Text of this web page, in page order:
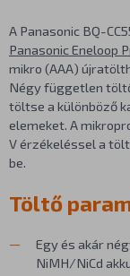
A Panasonic BQ-
Panasonic Eneloop
mikro (AAA)
Négy független
töltse a különböző
elemeket. A
V érzékeléssel a
be.
Töltő
Egy és akár
NiMH/NiCd